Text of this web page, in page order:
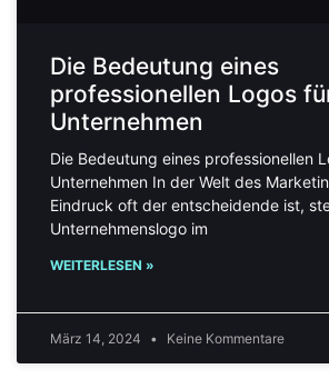
Die Bedeutung eines
professionellen Logos
Unternehmen
Die Bedeutung eines professionellen
Unternehmen In der Welt des
Eindruck oft der entscheidende ist,
Unternehmenslogo im
WEITERLESEN »
März 14, 2024 Keine Kommentare